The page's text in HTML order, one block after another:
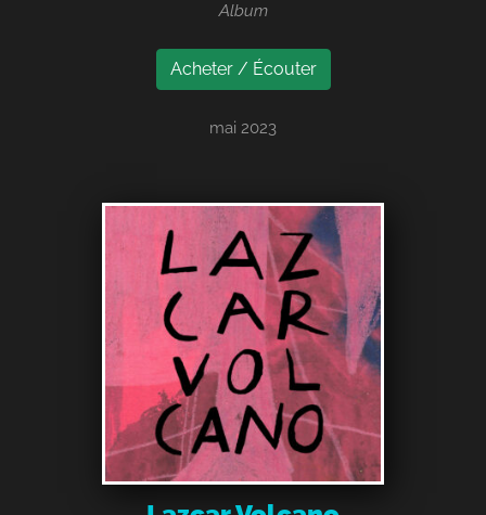
Album
Acheter / Écouter
mai 2023